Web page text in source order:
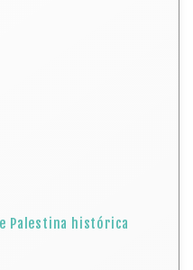
Palestina histórica